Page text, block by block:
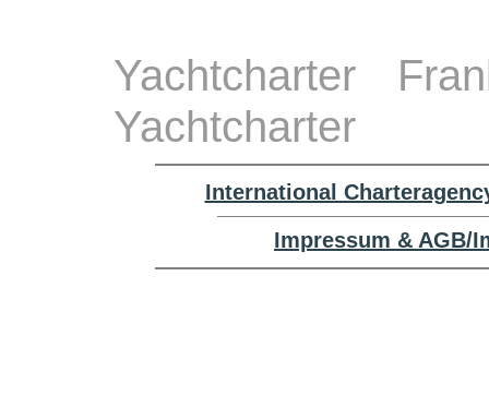
Yachtcharter
Yachtcharter
International
Impressum & AGB/